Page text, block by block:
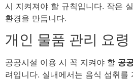
시 지켜져야 할 규칙입니다. 작은
환경을 만듭니다.
개인 물품 관리 요령
공공시설 이용 시 꼭 지켜야 할 공
려입니다. 실내에서는 음식 섭취를